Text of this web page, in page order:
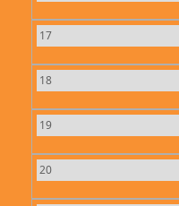
17
18
19
20